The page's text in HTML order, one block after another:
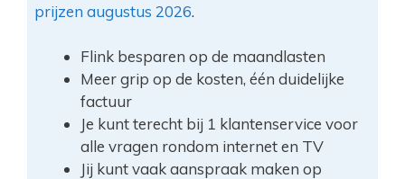
prijzen augustus 2026.
Flink besparen op de maandlasten
Meer grip op de kosten, één duidelijke
factuur
Je kunt terecht bij 1 klantenservice voor
alle vragen rondom internet en TV
Jij kunt vaak aanspraak maken op